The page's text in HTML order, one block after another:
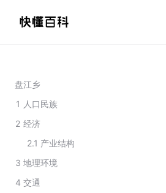
盘江乡
1 人口民族
2 经济
2.1 产业结构
3 地理环境
4 交通